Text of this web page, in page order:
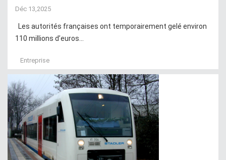
Déc 13,2025
Les autorités françaises ont temporairement gelé environ
110 millions d’euros...
Entreprise